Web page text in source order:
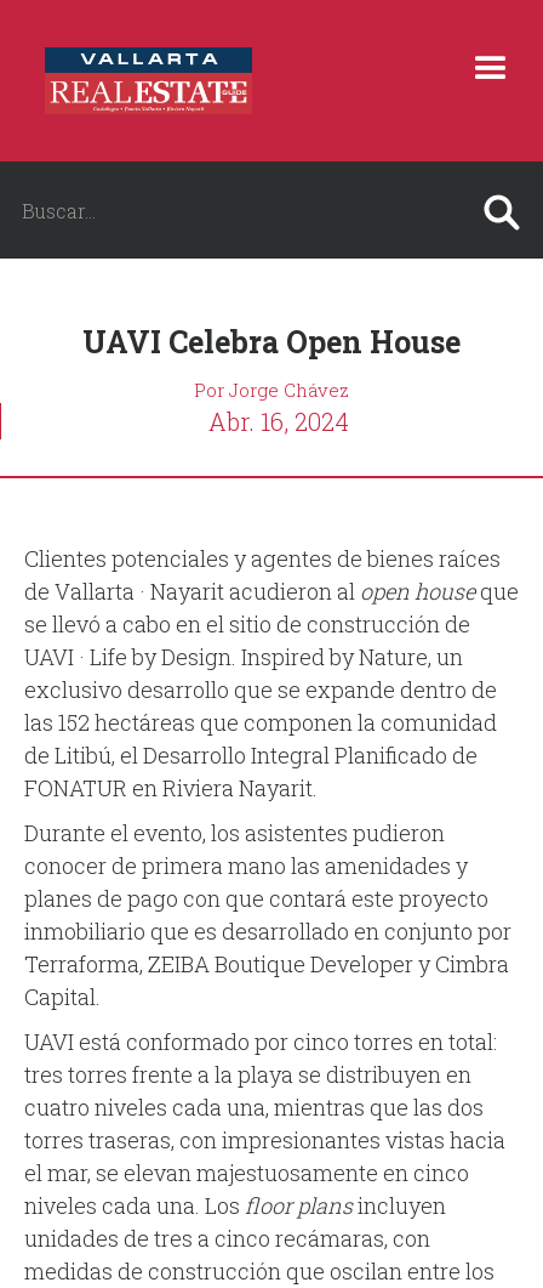
UAVI Celebra Open House
Por Jorge Chávez
Abr. 16, 2024
Clientes potenciales y agentes de bienes raíces
de Vallarta · Nayarit acudieron al open houseque
se llevó a cabo en el sitio de construcción de
UAVI · Life by Design. Inspired by Nature, un
exclusivo desarrollo que se expande dentro de
las 152 hectáreas que componen la comunidad
de Litibú, el Desarrollo Integral Planificado de
FONATUR en Riviera Nayarit.
Durante el evento, los asistentes pudieron
conocer de primera mano las amenidades y
planes de pago con que contará este proyecto
inmobiliario que es desarrollado en conjunto por
Terraforma, ZEIBA Boutique Developer y Cimbra
Capital.
UAVI está conformado por cinco torres en total:
tres torres frente a la playa se distribuyen en
cuatro niveles cada una, mientras que las dos
torres traseras, con impresionantes vistas hacia
el mar, se elevan majestuosamente en cinco
niveles cada una. Los floor plansincluyen
unidades de tres a cinco recámaras, con
medidas de construcción que oscilan entre los